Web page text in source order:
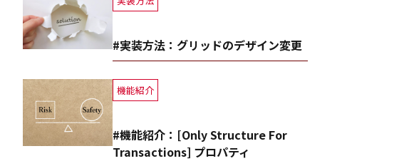
#実装方法：グリッドのデザイン変更
機能紹介
#機能紹介：[Only Structure For
Transactions] プロパティ